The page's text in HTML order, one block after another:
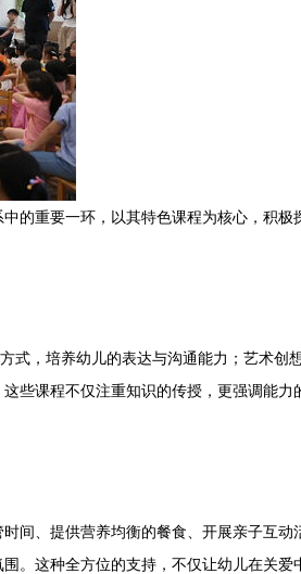
的重要一环，以其特色课程为核心，积极
式，培养幼儿的表达与沟通能力；艺术创
些课程不仅注重知识的传授，更强调能力
间、提供营养均衡的餐食、开展亲子互动
。这种全方位的支持，不仅让幼儿在关爱